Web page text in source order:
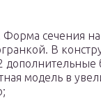
Форма сечения
В
модель в